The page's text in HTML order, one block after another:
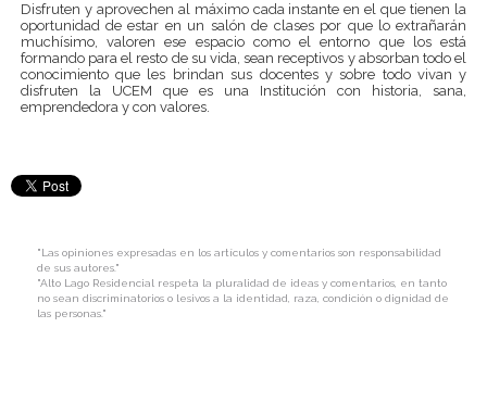
Disfruten y aprovechen al máximo cada instante en el que tienen la
oportunidad de estar en un salón de clases por que lo extrañarán
muchísimo, valoren ese espacio como el entorno que los está
formando para el resto de su vida, sean receptivos y absorban todo el
conocimiento que les brindan sus docentes y sobre todo vivan y
disfruten la UCEM que es una Institución con historia, sana,
emprendedora y con valores.
"Las opiniones expresadas en los artículos y comentarios son responsabilidad
de sus autores."
"Alto Lago Residencial respeta la pluralidad de ideas y comentarios, en tanto
no sean discriminatorios o lesivos a la identidad, raza, condición o dignidad de
las personas."